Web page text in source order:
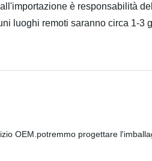
è responsabilità
luoghi remoti saranno circa 1-3
OEM.potremmo progettare